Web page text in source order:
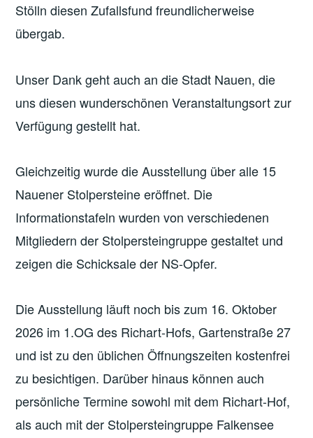
Stölln diesen Zufallsfund freundlicherweise
übergab.
Unser Dank geht auch an die Stadt Nauen, die
uns diesen wunderschönen Veranstaltungsort zur
Verfügung gestellt hat.
Gleichzeitig wurde die Ausstellung über alle 15
Nauener Stolpersteine eröffnet. Die
Informationstafeln wurden von verschiedenen
Mitgliedern der Stolpersteingruppe gestaltet und
zeigen die Schicksale der NS-Opfer.
Die Ausstellung läuft noch bis zum 16. Oktober
2026 im 1.OG des Richart-Hofs, Gartenstraße 27
und ist zu den üblichen Öffnungszeiten kostenfrei
zu besichtigen. Darüber hinaus können auch
persönliche Termine sowohl mit dem Richart-Hof,
als auch mit der Stolpersteingruppe Falkensee